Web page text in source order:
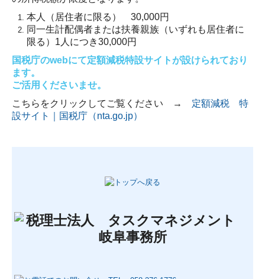
本人（居住者に限る） 30,000円
同一生計配偶者または扶養親族（いずれも居住者に
限る）1人につき30,000円
国税庁のwebにて定額減税特設サイトが設けられており
ます。
ご活用くださいませ。
こちらをクリックしてご覧ください → 定額減税 特
設サイト｜国税庁 （nta.go.jp）